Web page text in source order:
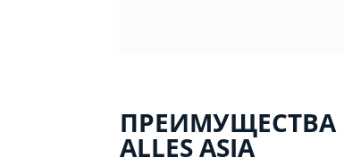
ПРЕИМУЩЕСТВА
ALLES ASIA